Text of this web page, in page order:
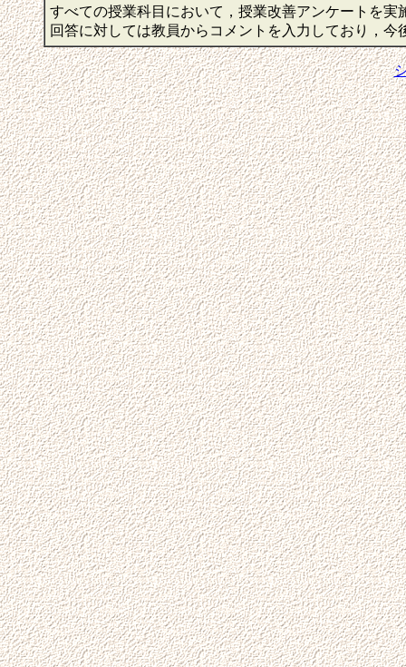
すべての授業科目において，授業改善アンケートを
回答に対しては教員からコメントを入力しており，